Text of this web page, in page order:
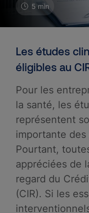
5 min
Les études
éligibles au
Pour les
la santé, les
représentent
importante des
Pourtant,
appréciées de
regard du
(CIR). Si les